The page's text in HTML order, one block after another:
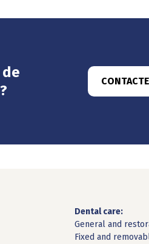
Dental care:
General and
Fixed and